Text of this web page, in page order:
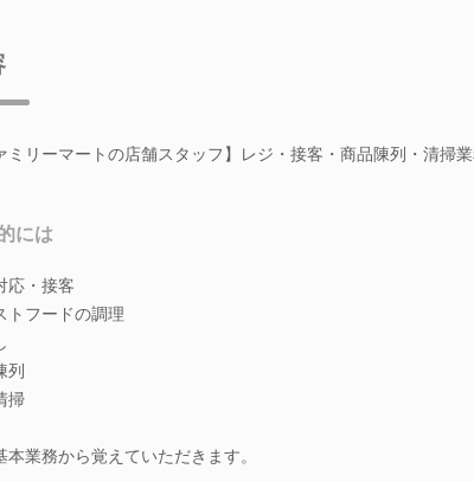
ミリーマートの店舗スタッフ】レジ・接客・商品陳列・清掃
には
応・接客
トフードの調理
列
掃
本業務から覚えていただきます。